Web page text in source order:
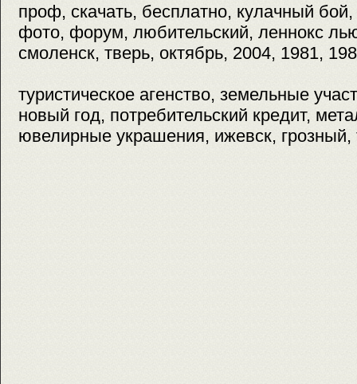
проф, скачать, бесплатно, кулачный
фото, форум, любительский, леннокс
смоленск, тверь, октябрь, 2004, 1981,
туристическое агенство, земельные
новый год, потребительский кредит,
ювелирные украшения, ижевск,